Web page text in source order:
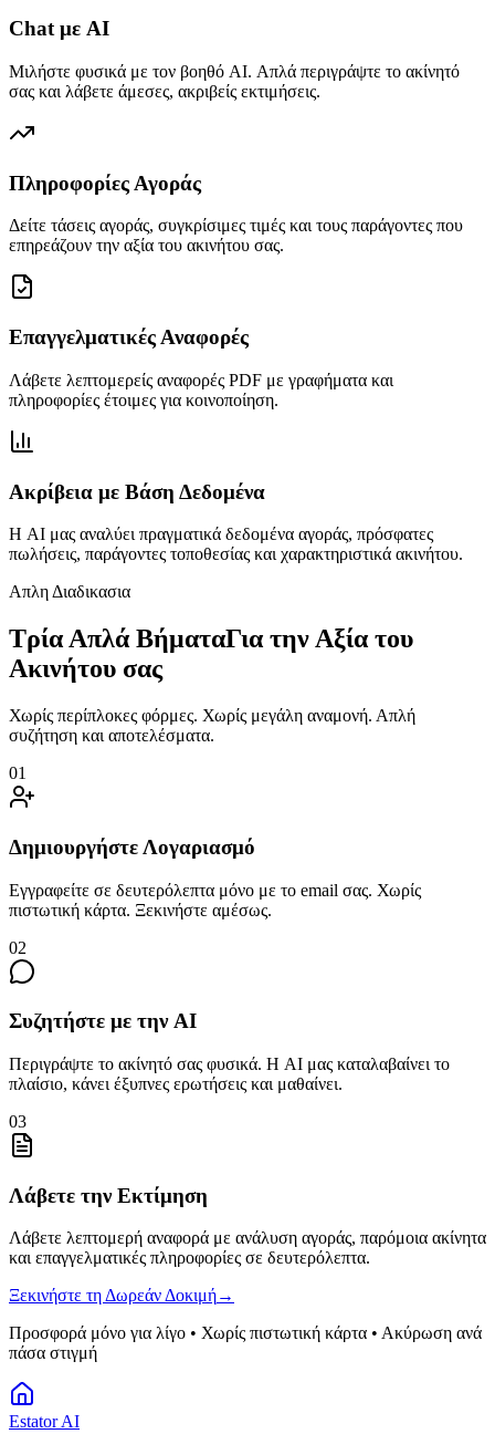
Chat με AI
Μιλήστε φυσικά με τον βοηθό AI. Απλά περιγράψτε το ακίνητό
σας και λάβετε άμεσες, ακριβείς εκτιμήσεις.
Πληροφορίες Αγοράς
Δείτε τάσεις αγοράς, συγκρίσιμες τιμές και τους παράγοντες που
επηρεάζουν την αξία του ακινήτου σας.
Επαγγελματικές Αναφορές
Λάβετε λεπτομερείς αναφορές PDF με γραφήματα και
πληροφορίες έτοιμες για κοινοποίηση.
Ακρίβεια με Βάση Δεδομένα
Η AI μας αναλύει πραγματικά δεδομένα αγοράς, πρόσφατες
πωλήσεις, παράγοντες τοποθεσίας και χαρακτηριστικά ακινήτου.
Απλη Διαδικασια
Τρία Απλά ΒήματαΓια την Αξία του
Ακινήτου σας
Χωρίς περίπλοκες φόρμες. Χωρίς μεγάλη αναμονή. Απλή
συζήτηση και αποτελέσματα.
01
Δημιουργήστε Λογαριασμό
Εγγραφείτε σε δευτερόλεπτα μόνο με το email σας. Χωρίς
πιστωτική κάρτα. Ξεκινήστε αμέσως.
02
Συζητήστε με την AI
Περιγράψτε το ακίνητό σας φυσικά. Η AI μας καταλαβαίνει το
πλαίσιο, κάνει έξυπνες ερωτήσεις και μαθαίνει.
03
Λάβετε την Εκτίμηση
Λάβετε λεπτομερή αναφορά με ανάλυση αγοράς, παρόμοια ακίνητα
και επαγγελματικές πληροφορίες σε δευτερόλεπτα.
Ξεκινήστε τη Δωρεάν Δοκιμή→
Προσφορά μόνο για λίγο • Χωρίς πιστωτική κάρτα • Ακύρωση ανά
πάσα στιγμή
Estator AI